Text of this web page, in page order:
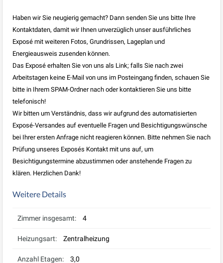
Haben wir Sie neugierig gemacht? Dann senden Sie uns bitte Ihre
Kontaktdaten, damit wir Ihnen unverzüglich unser ausführliches
Exposé mit weiteren Fotos, Grundrissen, Lageplan und
Energieausweis zusenden können.
Das Exposé erhalten Sie von uns als Link; falls Sie nach zwei
Arbeitstagen keine E-Mail von uns im Posteingang finden, schauen Sie
bitte in Ihrem SPAM-Ordner nach oder kontaktieren Sie uns bitte
telefonisch!
Wir bitten um Verständnis, dass wir aufgrund des automatisierten
Exposé-Versandes auf eventuelle Fragen und Besichtigungswünsche
bei Ihrer ersten Anfrage nicht reagieren können. Bitte nehmen Sie nach
Prüfung unseres Exposés Kontakt mit uns auf, um
Besichtigungstermine abzustimmen oder anstehende Fragen zu
klären. Herzlichen Dank!
Weitere Details
Zimmer insgesamt: 4
Heizungsart: Zentralheizung
Anzahl Etagen: 3,0